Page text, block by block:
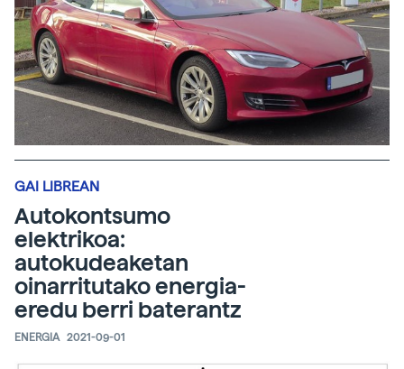
GAI LIBREAN
Autokontsumo
elektrikoa:
autokudeaketan
oinarritutako energia-
eredu berri baterantz
ENERGIA 2021-09-01